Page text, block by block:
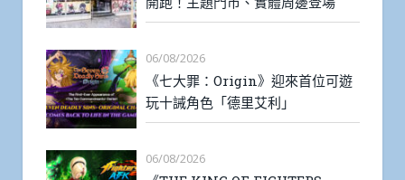
06/08/2026
《七大罪：Origin》迎來首位可遊
玩十誡角色「德里艾利」
06/08/2026